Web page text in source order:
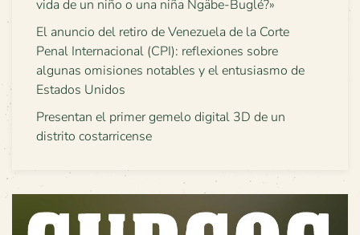
vida de un niño o una niña Ngäbe-Buglé?»
El anuncio del retiro de Venezuela de la Corte
Penal Internacional (CPI): reflexiones sobre
algunas omisiones notables y el entusiasmo de
Estados Unidos
Presentan el primer gemelo digital 3D de un
distrito costarricense